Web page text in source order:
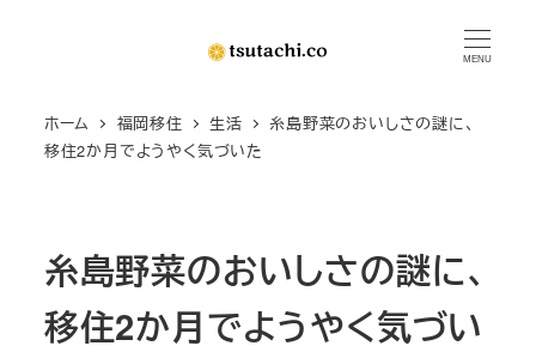
MENU
ホーム 福岡移住 生活
糸島野菜のおいしさの謎に、
移住2か月でようやく気づいた
糸島野菜のおいしさの謎に、
移住2か月でようやく気づい